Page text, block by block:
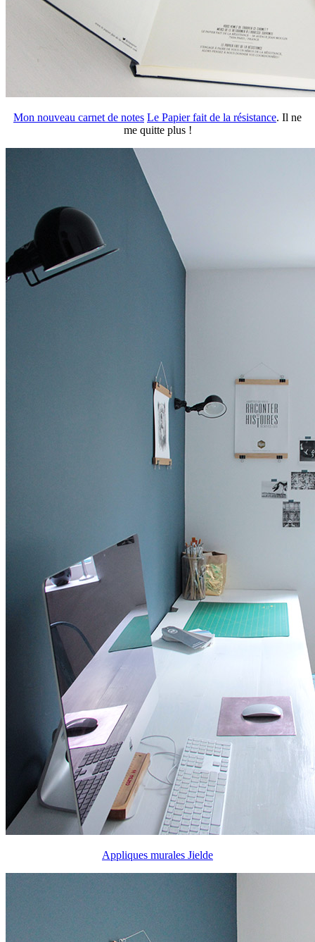
Mon nouveau carnet de notes Le Papier fait de la résistance. Il ne
me quitte plus !
Appliques murales Jielde